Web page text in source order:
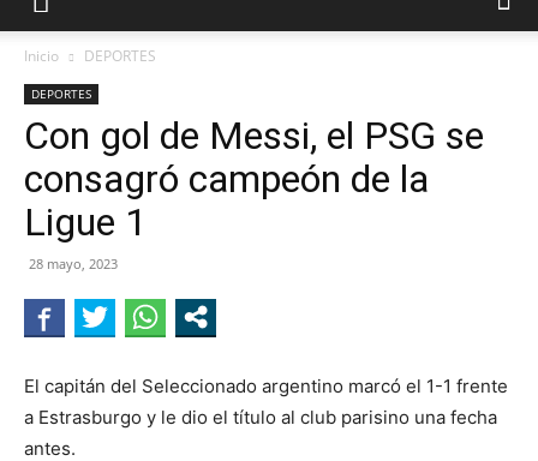
RIO
Inicio DEPORTES
DEPORTES
Con gol de Messi, el PSG se
consagró campeón de la
Ligue 1
28 mayo, 2023
El capitán del Seleccionado argentino marcó el 1-1 frente
a Estrasburgo y le dio el título al club parisino una fecha
antes.